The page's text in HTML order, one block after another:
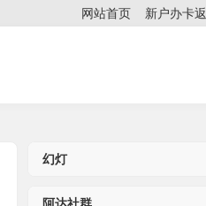
网站首页 新户办卡
幻灯